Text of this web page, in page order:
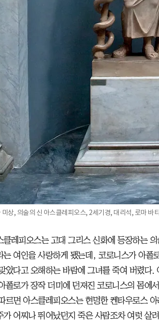
미상, 의술의 신 아스클레피오스, 2세기경, 대리석, 로마 바
클레피오스는 고대 그리스 신화에 등장하는
는 여인을 사랑하게 됐는데, 코로니스가 아폴
았다고 오해하는 바람에 그녀를 죽여 버렸다.
폴로가 장작 더미에 던져진 코로니스의 몸에
르면 아스클레피오스는 현명한 켄타우로스
가 어찌나 뛰어났던지 죽은 사람조차 여럿 살